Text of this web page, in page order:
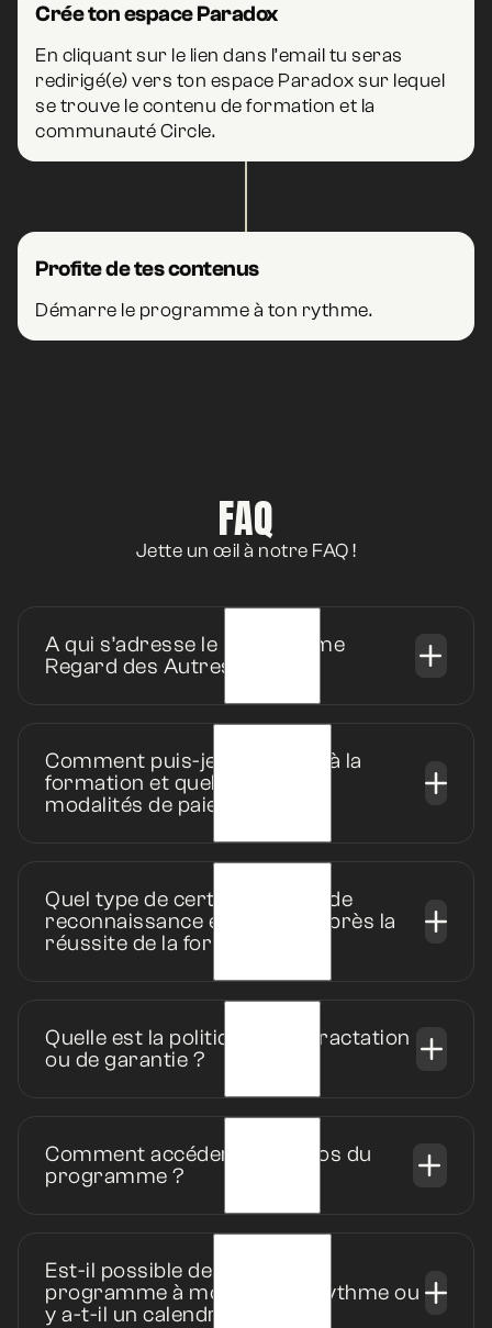
Crée ton espace Paradox
En cliquant sur le lien dans l’email tu seras
redirigé(e) vers ton espace Paradox sur lequel
se trouve le contenu de formation et la
communauté Circle.
Profite de tes contenus
Démarre le programme à ton rythme.
FAQ
Jette un œil à notre FAQ !
A qui s’adresse le programme
Regard des Autres ?
Je m’inquiète de ce que les autres
Je suis souvent préoccupé(e) par
l’idée que je pourrais faire quelque
chose d’embarrassant, de ridicule
Je suis constamment préoccupé(e)
par la possibilité d’être critiqué(e)
ou moqué(e) en public.
Je m’inquiète de ne pas faire bonne
impression.
J’ai peur que les gens me jugent
situations sociales par crainte que
les gens me jugent ou me critiquent
en position d’autorité, de peur d’être
jugé(e).
Je m’inquiète souvent de
Comment puis-je m'inscrire à la
formation et quelles sont les
modalités de paiement ?
Quel type de certification ou de
reconnaissance est délivré après la
réussite de la formation ?
Quelle est la politique de rétractation
ou de garantie ?
Comment accéder aux vidéos du
programme ?
Est-il possible de suivre le
programme à mon propre rythme ou
y a-t-il un calendrier fixe ?